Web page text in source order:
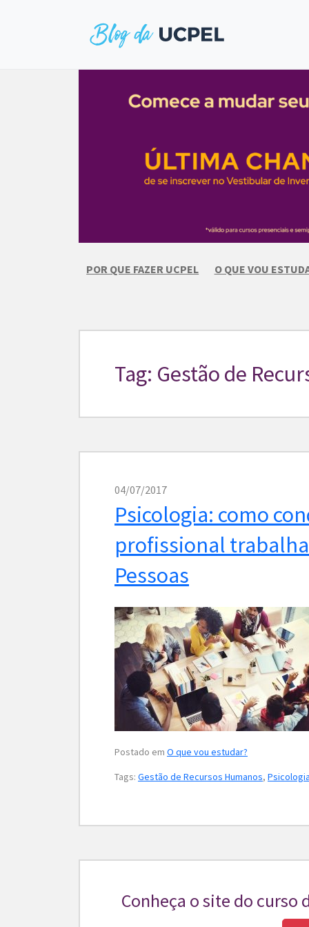
POR QUE FAZER UCPEL O QUE VOU
Tag: Gestão de
04/07/2017
Psicologia: como
profissional
Pessoas
Postado em O que vou estudar?
Tags: Gestão de Recursos Humanos,
Conheça o site do curso